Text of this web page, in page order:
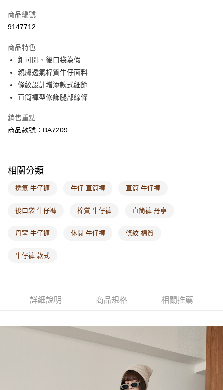
萊爾富取貨付款
付款後萊爾富取貨
每筆NT$60，滿NT$1,000(含以上)免運費
7-11取貨付款
每筆NT$60，滿NT$1,000(含以上)免運費
付款後7-11取貨
每筆NT$60，滿NT$1,000(含以上)免運費
每筆NT$120，滿NT$1,000(含以上)免運費
付款後門市自取
海外配送-港/澳/新/馬/泰國專屬
海外配送-其他亞洲地區
海外配送-歐美地區
商品編號
9147712
商品特色
釦可開、後口袋為假
親膚透氣棉質牛仔面料
條紋設計增添款式細節
直筒褲型修飾腿部線條
銷售重點
商品款號：BA7209
相關分類
透氣 牛仔褲 牛仔 直筒褲 直筒 牛仔褲
後口袋 牛仔褲 棉質 牛仔褲 直筒褲 丹寧
丹寧 牛仔褲 休閒 牛仔褲 條紋 棉質
牛仔褲 款式
詳細說明 商品規格 相關推薦